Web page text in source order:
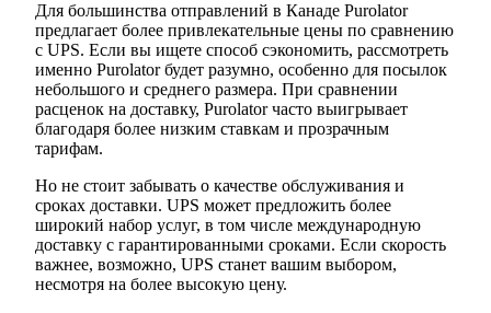
Для большинства отправлений в Канаде Purolator
предлагает более привлекательные цены по сравнению
с UPS. Если вы ищете способ сэкономить, рассмотреть
именно Purolator будет разумно, особенно для посылок
небольшого и среднего размера. При сравнении
расценок на доставку, Purolator часто выигрывает
благодаря более низким ставкам и прозрачным
тарифам.
Но не стоит забывать о качестве обслуживания и
сроках доставки. UPS может предложить более
широкий набор услуг, в том числе международную
доставку с гарантированными сроками. Если скорость
важнее, возможно, UPS станет вашим выбором,
несмотря на более высокую цену.